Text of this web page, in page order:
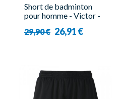
Short de badminton
pour homme - Victor -
29,90 € 26,91 €